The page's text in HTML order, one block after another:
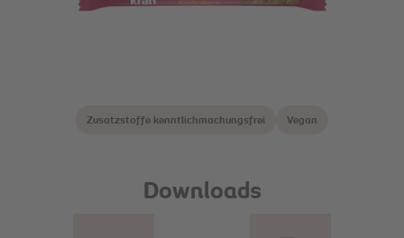
Zusatzstoffe kenntlichmachungsfrei Vegan
Downloads